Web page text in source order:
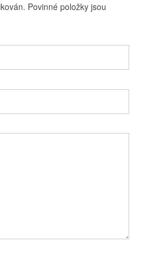
Povinné položky jsou